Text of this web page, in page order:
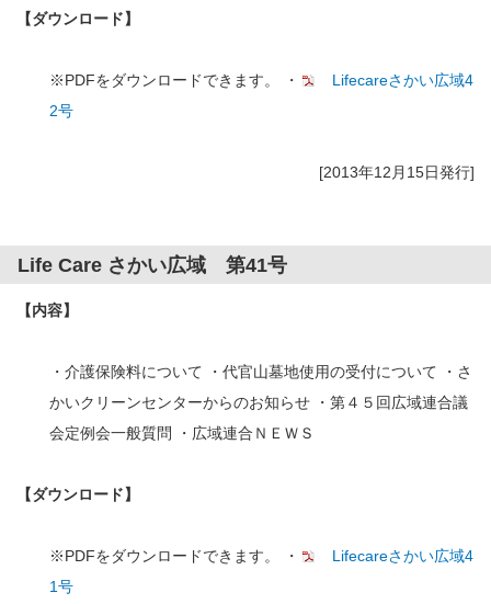
【ダウンロード】
※PDFをダウンロードできます。 ・
Lifecareさかい広域4
2号
[2013年12月15日発行]
Life Care さかい広域 第41号
【内容】
・介護保険料について ・代官山墓地使用の受付について ・さ
かいクリーンセンターからのお知らせ ・第４５回広域連合議
会定例会一般質問 ・広域連合ＮＥＷＳ
【ダウンロード】
※PDFをダウンロードできます。 ・
Lifecareさかい広域4
1号